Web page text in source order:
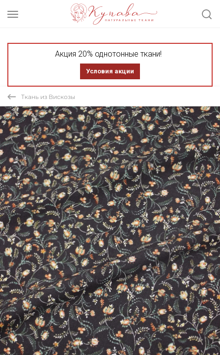
Акция 20% однотонные ткани!
Условия акции
Ткань из Вискозы